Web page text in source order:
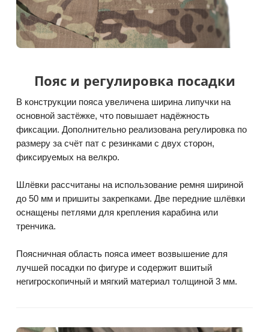
Пояс и регулировка посадки
В конструкции пояса увеличена ширина липучки на
основной застёжке, что повышает надёжность
фиксации. Дополнительно реализована регулировка по
размеру за счёт пат с резинками с двух сторон,
фиксируемых на велкро.
Шлёвки рассчитаны на использование ремня шириной
до 50 мм и пришиты закрепками. Две передние шлёвки
оснащены петлями для крепления карабина или
тренчика.
Поясничная область пояса имеет возвышение для
лучшей посадки по фигуре и содержит вшитый
негигроскопичный и мягкий материал толщиной 3 мм.